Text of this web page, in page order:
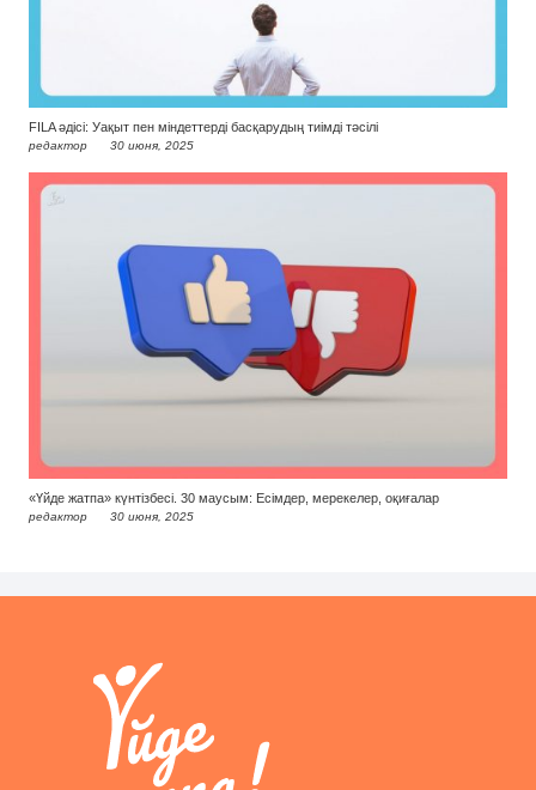
FILA әдісі: Уақыт пен міндеттерді басқарудың тиімді тәсілі
редактор 30 июня, 2025
«Үйде жатпа» күнтізбесі. 30 маусым: Есімдер, мерекелер, оқиғалар
редактор 30 июня, 2025